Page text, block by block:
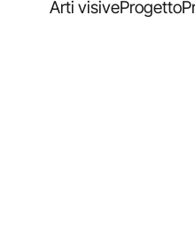
Arti visiveProgetto